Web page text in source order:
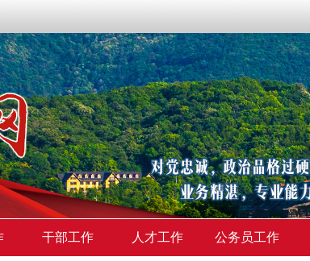
干部工作 人才工作 公务员工作